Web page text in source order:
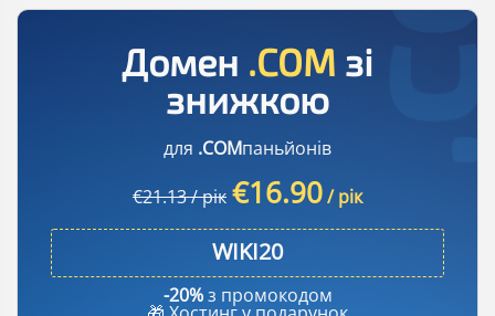
Домен .COM зі
знижкою
для .COMпаньйонів
€21.13 / рік €16.90/ рік
-20%з промокодом